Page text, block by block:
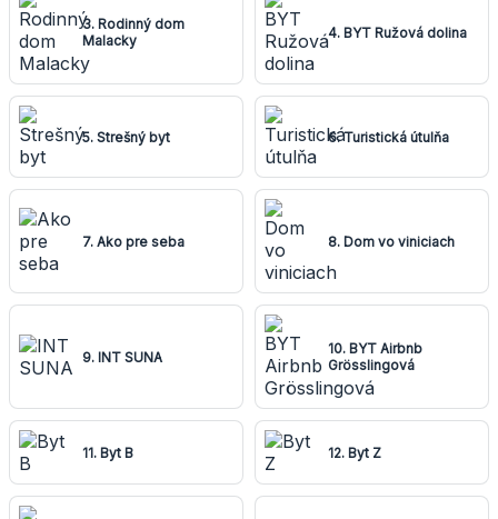
3. Rodinný dom
Malacky
4. BYT Ružová dolina
5. Strešný byt 6. Turistická útulňa
7. Ako pre seba 8. Dom vo viniciach
9. INT SUNA
10. BYT Airbnb
Grösslingová
11. Byt B 12. Byt Z